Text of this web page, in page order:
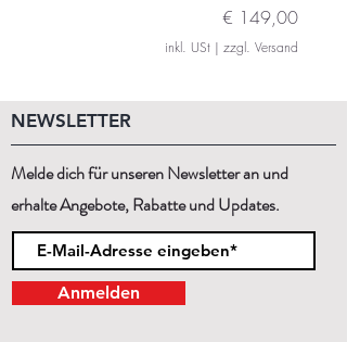
Preis
€ 149,00
inkl. USt | zzgl. Versand
NEWSLETTER
Melde dich für unseren Newsletter an und
erhalte Angebote, Rabatte und Updates.
Anmelden